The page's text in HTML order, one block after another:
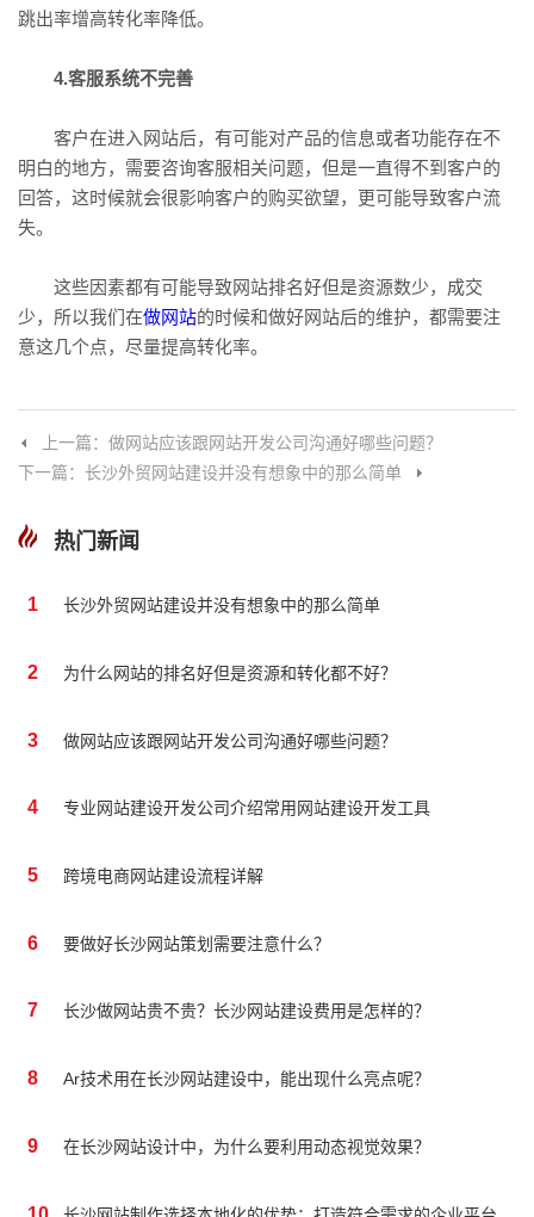
跳出率增高转化率降低。
4.客服系统不完善
客户在进入网站后，有可能对产品的信息或者功能存在不
明白的地方，需要咨询客服相关问题，但是一直得不到客户的
回答，这时候就会很影响客户的购买欲望，更可能导致客户流
失。
这些因素都有可能导致网站排名好但是资源数少，成交
少，所以我们在做网站的时候和做好网站后的维护，都需要注
意这几个点，尽量提高转化率。
上一篇：做网站应该跟网站开发公司沟通好哪些问题？
下一篇：长沙外贸网站建设并没有想象中的那么简单
热门新闻
1 长沙外贸网站建设并没有想象中的那么简单
2 为什么网站的排名好但是资源和转化都不好？
3 做网站应该跟网站开发公司沟通好哪些问题？
4 专业网站建设开发公司介绍常用网站建设开发工具
5 跨境电商网站建设流程详解
6 要做好长沙网站策划需要注意什么？
7 长沙做网站贵不贵？长沙网站建设费用是怎样的？
8 Ar技术用在长沙网站建设中，能出现什么亮点呢？
9 在长沙网站设计中，为什么要利用动态视觉效果？